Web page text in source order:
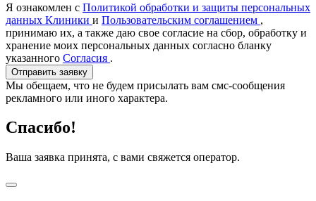
Я ознакомлен с Политикой обработки и защиты персональных
данных Клиники и Пользовательским соглашением ,
принимаю их, а также даю свое согласие на сбор, обработку и
хранение моих персональных данных согласно бланку
указанного Согласия .
Отправить заявку
Мы обещаем, что не будем присылать вам смс-сообщения
рекламного или иного характера.
Спасибо!
Ваша заявка принята, с вами свяжется оператор.